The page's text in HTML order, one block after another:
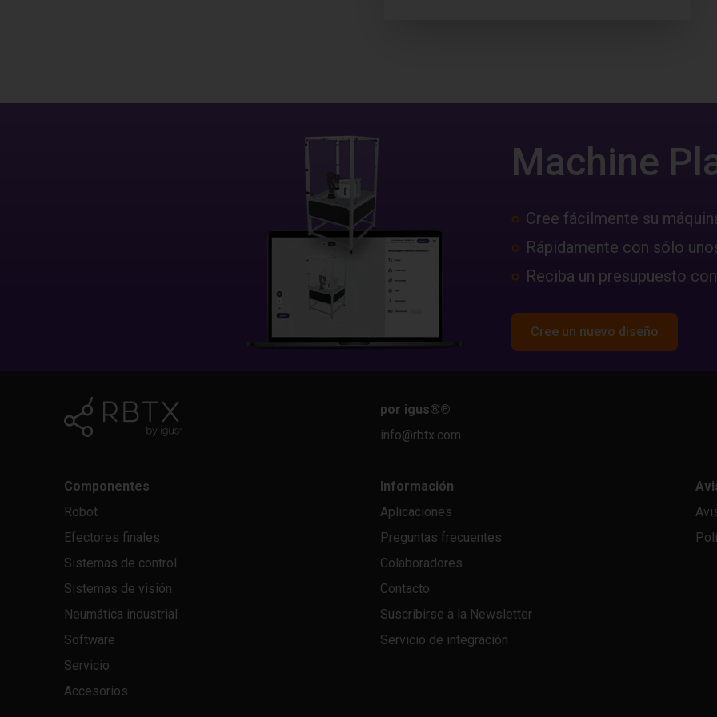
Machine
Cree fácilmente su
Rápidamente con sólo
Reciba un presupuesto
Cree un nuevo diseño
por igus®®
info@rbtx.com
Componentes
Robot
Efectores finales
Sistemas de control
Sistemas de visión
Neumática industrial
Software
Servicio
Accesorios
Información
Aplicaciones
Preguntas frecuentes
Colaboradores
Contacto
Suscribirse a la Newsletter
Servicio de integración